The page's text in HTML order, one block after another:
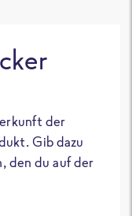
der
Gib dazu
den du auf der